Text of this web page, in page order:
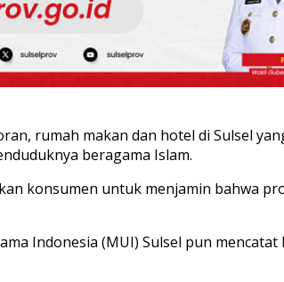
rumah makan dan hotel di Sulsel
beragama Islam.
konsumen untuk menjamin bahwa
Indonesia (MUI) Sulsel pun